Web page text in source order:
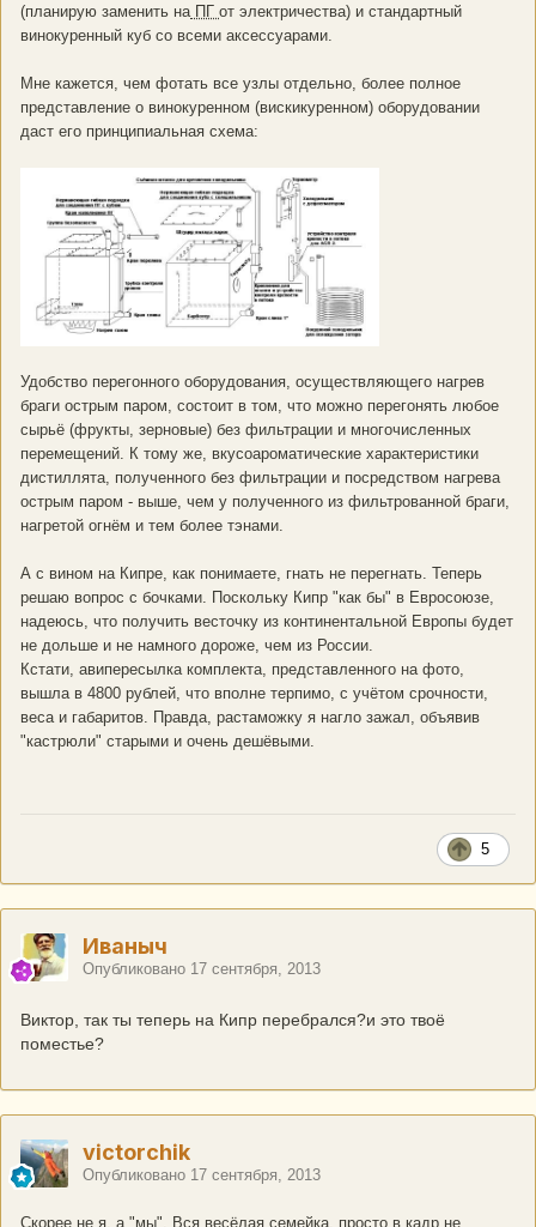
(планирую заменить на ПГ от электричества) и стандартный
винокуренный куб со всеми аксессуарами.
Мне кажется, чем фотать все узлы отдельно, более полное
представление о винокуренном (вискикуренном) оборудовании
даст его принципиальная схема:
Удобство перегонного оборудования, осуществляющего нагрев
браги острым паром, состоит в том, что можно перегонять любое
сырьё (фрукты, зерновые) без фильтрации и многочисленных
перемещений. К тому же, вкусоароматические характеристики
дистиллята, полученного без фильтрации и посредством нагрева
острым паром - выше, чем у полученного из фильтрованной браги,
нагретой огнём и тем более тэнами.
А с вином на Кипре, как понимаете, гнать не перегнать. Теперь
решаю вопрос с бочками. Поскольку Кипр "как бы" в Евросоюзе,
надеюсь, что получить весточку из континентальной Европы будет
не дольше и не намного дороже, чем из России.
Кстати, авипересылка комплекта, представленного на фото,
вышла в 4800 рублей, что вполне терпимо, с учётом срочности,
веса и габаритов. Правда, растаможку я нагло зажал, объявив
"кастрюли" старыми и очень дешёвыми.
5
Иваныч
Опубликовано 17 сентября, 2013
Виктор, так ты теперь на Кипр перебрался?и это твоё
поместье?
victorchik
Опубликовано 17 сентября, 2013
Скорее не я, а "мы". Вся весёлая семейка, просто в кадр не